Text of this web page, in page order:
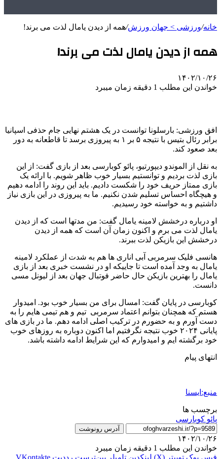
خانه/ورزشی > جهان ورزش/همه از دیدن یامال لذت می برند!
همه از دیدن یامال لذت می برند!
۱۴۰۲/۱۰/۲۶
خواندن این مطلب 1 دقیقه زمان میبرد
افق ورزشی: بارسلونا توانست در یک هشتم نهایی جام حذفی اسپانیا
برابر رئال بتیس با نتیجه ۵ بر ۱ به پیروزی برسد تا قاطعانه به دور
بعد صعود کند.
به نقل از الموندو دیپورتیو، پائو کوبارسی بعد از بازی گفت: از این
بازی لذت بردیم و توانستیم بسیار خوب ظاهر شویم. با ارائه یک
بازی ممتاز حریف خود را شکست دادیم. باید این روند را ادامه دهیم
و هیچگاه احساس تسلیم شدن نکنیم. ما به پیروزی در این بازی نیاز
داشتیم و به خواسته خود رسیدیم.
او درباره درخشش لامینه یامال گفت: من مدتها است که از دیدن
یامال لذت می برم و اکنون زمان آن است که همه از دیدن
درخشش این بازیکن لذت ببرند.
هانسی فلیک سرمربی آبی اناری ها هم به شدت از عملکرد لامینه
یامال به وجد آمده است تا جاییکه او در نشست خبری بعد از بازی
یامال را بهترین بازیکن حال حاضر فوتبال جهان بعد از لیونل مسی
دانست.
کوبارسی در پایان گفت: امسال برای من بسیار خوب بود. امیدوار
هستم که همچنان بتوانم اعتماد سرمربی تیم و هم تیمی هایم را به
دست آورم و به حضورم در ترکیب اصلی ادامه دهم. ما در بازی های
پایانی ۲۰۲۴ خوب نتیجه نگرفتیم اما اکنون دوباره به روزهای خوب
خود برگشته ایم و امیدوارم که این شرایط ادامه داشته باشد.
انتهای پیام
منبع:ایسنا
برچسب ها
پائو کوبارسی
آدرس رونوشت
۱۴۰۲/۱۰/۲۶
خواندن این مطلب 1 دقیقه زمان میبرد
فیس بوک توییتر (X) لینکدین ‫تامبلر ‫پین‌ترست ‫رددیت ‫VKontakte